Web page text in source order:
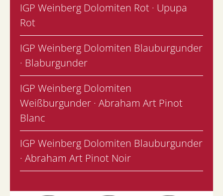
IGP Weinberg Dolomiten Rot · Upupa
Rot
IGP Weinberg Dolomiten Blauburgunder
· Blaburgunder
IGP Weinberg Dolomiten
Weißburgunder · Abraham Art Pinot
Blanc
IGP Weinberg Dolomiten Blauburgunder
· Abraham Art Pinot Noir